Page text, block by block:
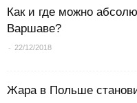
Как и где можно
Варшаве?
- 22/12/2018
Жара в Польше